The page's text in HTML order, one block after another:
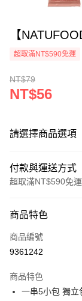
【
超取滿NT$590免運
NT$79
NT$56
請選擇商品選項
付款與運送方式
超取滿NT$590免運
信用卡一次付款
超商取貨付款
Apple Pay
商品特色
商品編號
9361242
商品特色
一串5小包 獨立